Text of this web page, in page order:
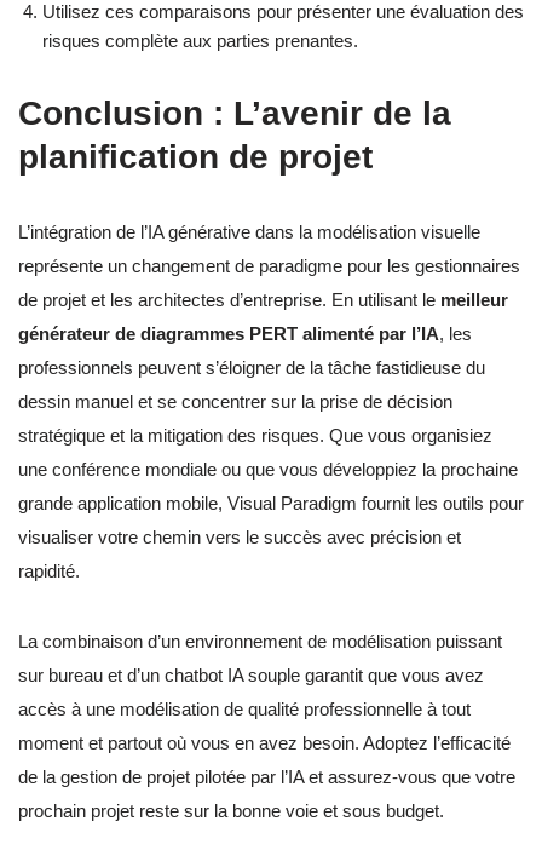
Utilisez ces comparaisons pour présenter une évaluation des
risques complète aux parties prenantes.
Conclusion : L’avenir de la
planification de projet
L’intégration de l’IA générative dans la modélisation visuelle
représente un changement de paradigme pour les gestionnaires
de projet et les architectes d’entreprise. En utilisant le meilleur
générateur de diagrammes PERT alimenté par l’IA, les
professionnels peuvent s’éloigner de la tâche fastidieuse du
dessin manuel et se concentrer sur la prise de décision
stratégique et la mitigation des risques. Que vous organisiez
une conférence mondiale ou que vous développiez la prochaine
grande application mobile, Visual Paradigm fournit les outils pour
visualiser votre chemin vers le succès avec précision et
rapidité.
La combinaison d’un environnement de modélisation puissant
sur bureau et d’un chatbot IA souple garantit que vous avez
accès à une modélisation de qualité professionnelle à tout
moment et partout où vous en avez besoin. Adoptez l’efficacité
de la gestion de projet pilotée par l’IA et assurez-vous que votre
prochain projet reste sur la bonne voie et sous budget.